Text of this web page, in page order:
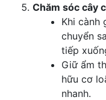
Chăm sóc cây
Khi cành
chuyển
tiếp
Giữ ẩm
hữu cơ
nhanh.